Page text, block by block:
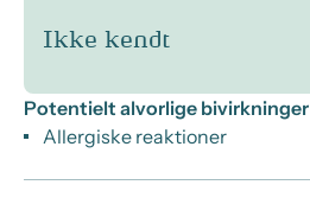
Ikke kendt
Potentielt alvorlige bivirkninger
Allergiske reaktioner